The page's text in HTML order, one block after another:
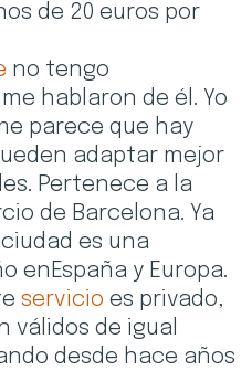
de 20 euros por
no tengo
hablaron de él. Yo
parece que hay
adaptar mejor
Pertenece a la
de Barcelona. Ya
es una
enEspaña y Europa.
servicio es privado,
válidos de igual
desde hace años